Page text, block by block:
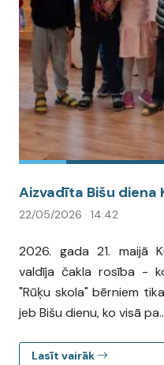
Aizvadīta Bišu diena
22/05/2026 · 14:42
2026. gada 21. maijā
valdīja čakla rosība -
"Rūķu skola" bērniem
jeb Bišu dienu, ko visā
Lasīt vairāk